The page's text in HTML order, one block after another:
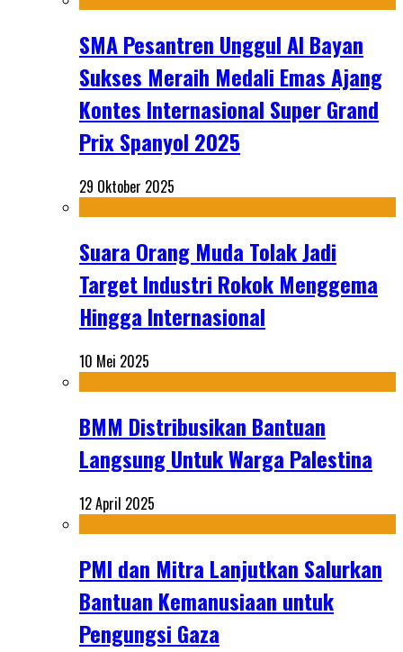
SMA Pesantren Unggul Al Bayan
Sukses Meraih Medali Emas Ajang
Kontes Internasional Super Grand
Prix Spanyol 2025
29 Oktober 2025
Suara Orang Muda Tolak Jadi
Target Industri Rokok Menggema
Hingga Internasional
10 Mei 2025
BMM Distribusikan Bantuan
Langsung Untuk Warga Palestina
12 April 2025
PMI dan Mitra Lanjutkan Salurkan
Bantuan Kemanusiaan untuk
Pengungsi Gaza